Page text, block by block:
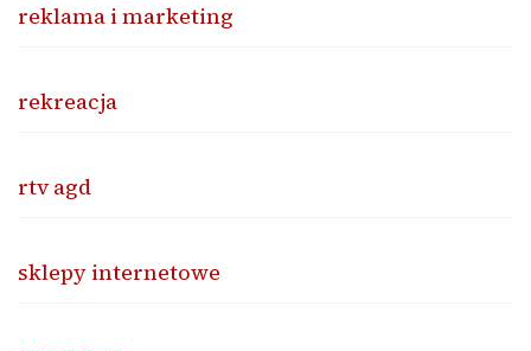
reklama i marketing
rekreacja
rtv agd
sklepy internetowe